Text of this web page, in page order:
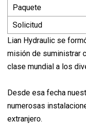
Paquete
Solicitud
Lian Hydraulic se
misión de suministrar
clase mundial a los
Desde esa fecha
numerosas
extranjero.